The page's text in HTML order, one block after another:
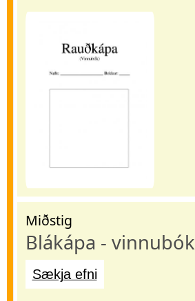
Miðstig
Blákápa - vinnubók
Sækja efni